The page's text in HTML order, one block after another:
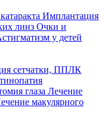
Имплантация
линз Очки и
у детей
сетчатки, ППЛК
глаза Лечение
макулярного